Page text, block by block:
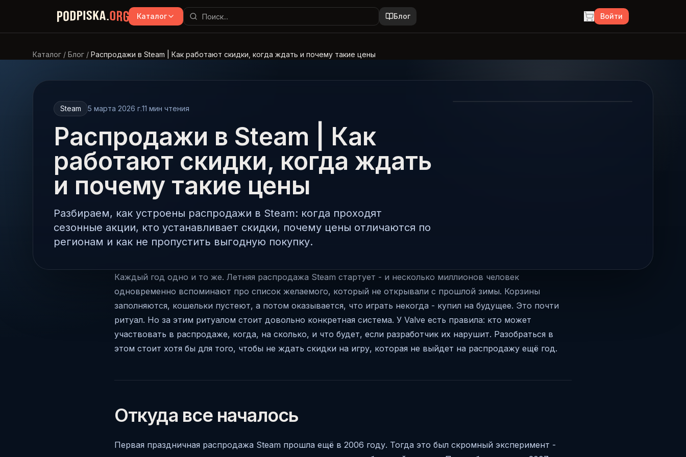
Перейти к основному содержимому
Каталог Блог Войти
Каталог / Блог / Распродажи в Steam | Как работают скидки, когда ждать и почему такие цены
Steam 5 марта 2026 г.11 мин чтения
Распродажи в Steam | Как
работают скидки, когда ждать
и почему такие цены
Разбираем, как устроены распродажи в Steam: когда проходят
сезонные акции, кто устанавливает скидки, почему цены отличаются по
регионам и как не пропустить выгодную покупку.
Каждый год одно и то же. Летняя распродажа Steam стартует - и несколько миллионов человек
одновременно вспоминают про список желаемого, который не открывали с прошлой зимы. Корзины
заполняются, кошельки пустеют, а потом оказывается, что играть некогда - купил на будущее. Это почти
ритуал. Но за этим ритуалом стоит довольно конкретная система. У Valve есть правила: кто может
участвовать в распродаже, когда, на сколько, и что будет, если разработчик их нарушит. Разобраться в
этом стоит хотя бы для того, чтобы не ждать скидки на игру, которая не выйдет на распродажу ещё год.
Откуда все началось
Первая праздничная распродажа Steam прошла ещё в 2006 году. Тогда это был скромный эксперимент -